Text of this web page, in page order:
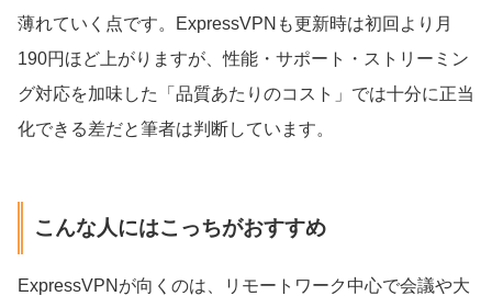
薄れていく点です。ExpressVPNも更新時は初回より月
190円ほど上がりますが、性能・サポート・ストリーミン
グ対応を加味した「品質あたりのコスト」では十分に正当
化できる差だと筆者は判断しています。
こんな人にはこっちがおすすめ
ExpressVPNが向くのは、リモートワーク中心で会議や大